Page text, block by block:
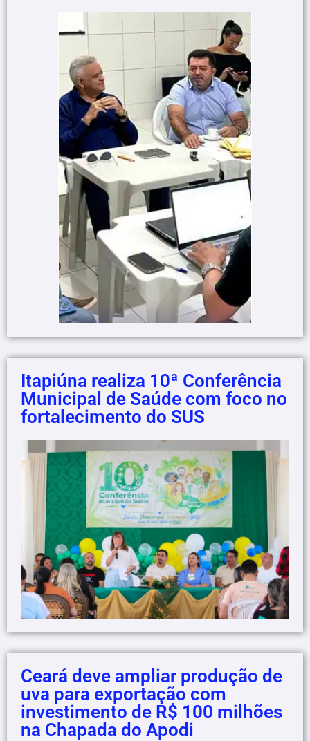
Itapiúna realiza 10ª Conferência
Municipal de Saúde com foco no
fortalecimento do SUS
Ceará deve ampliar produção de
uva para exportação com
investimento de R$ 100 milhões
na Chapada do Apodi